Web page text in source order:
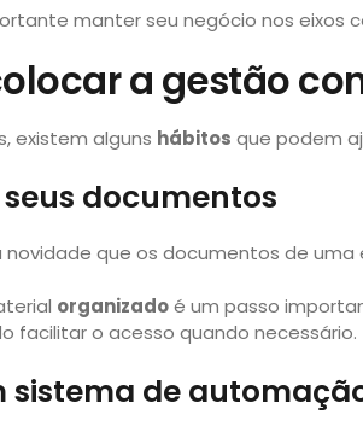
manter seu negócio nos
a gestão
existem alguns hábitos que podem
documentos
novidade que os documentos de
organizadoé um passo
facilitar o acesso quando necessário.
sistema de